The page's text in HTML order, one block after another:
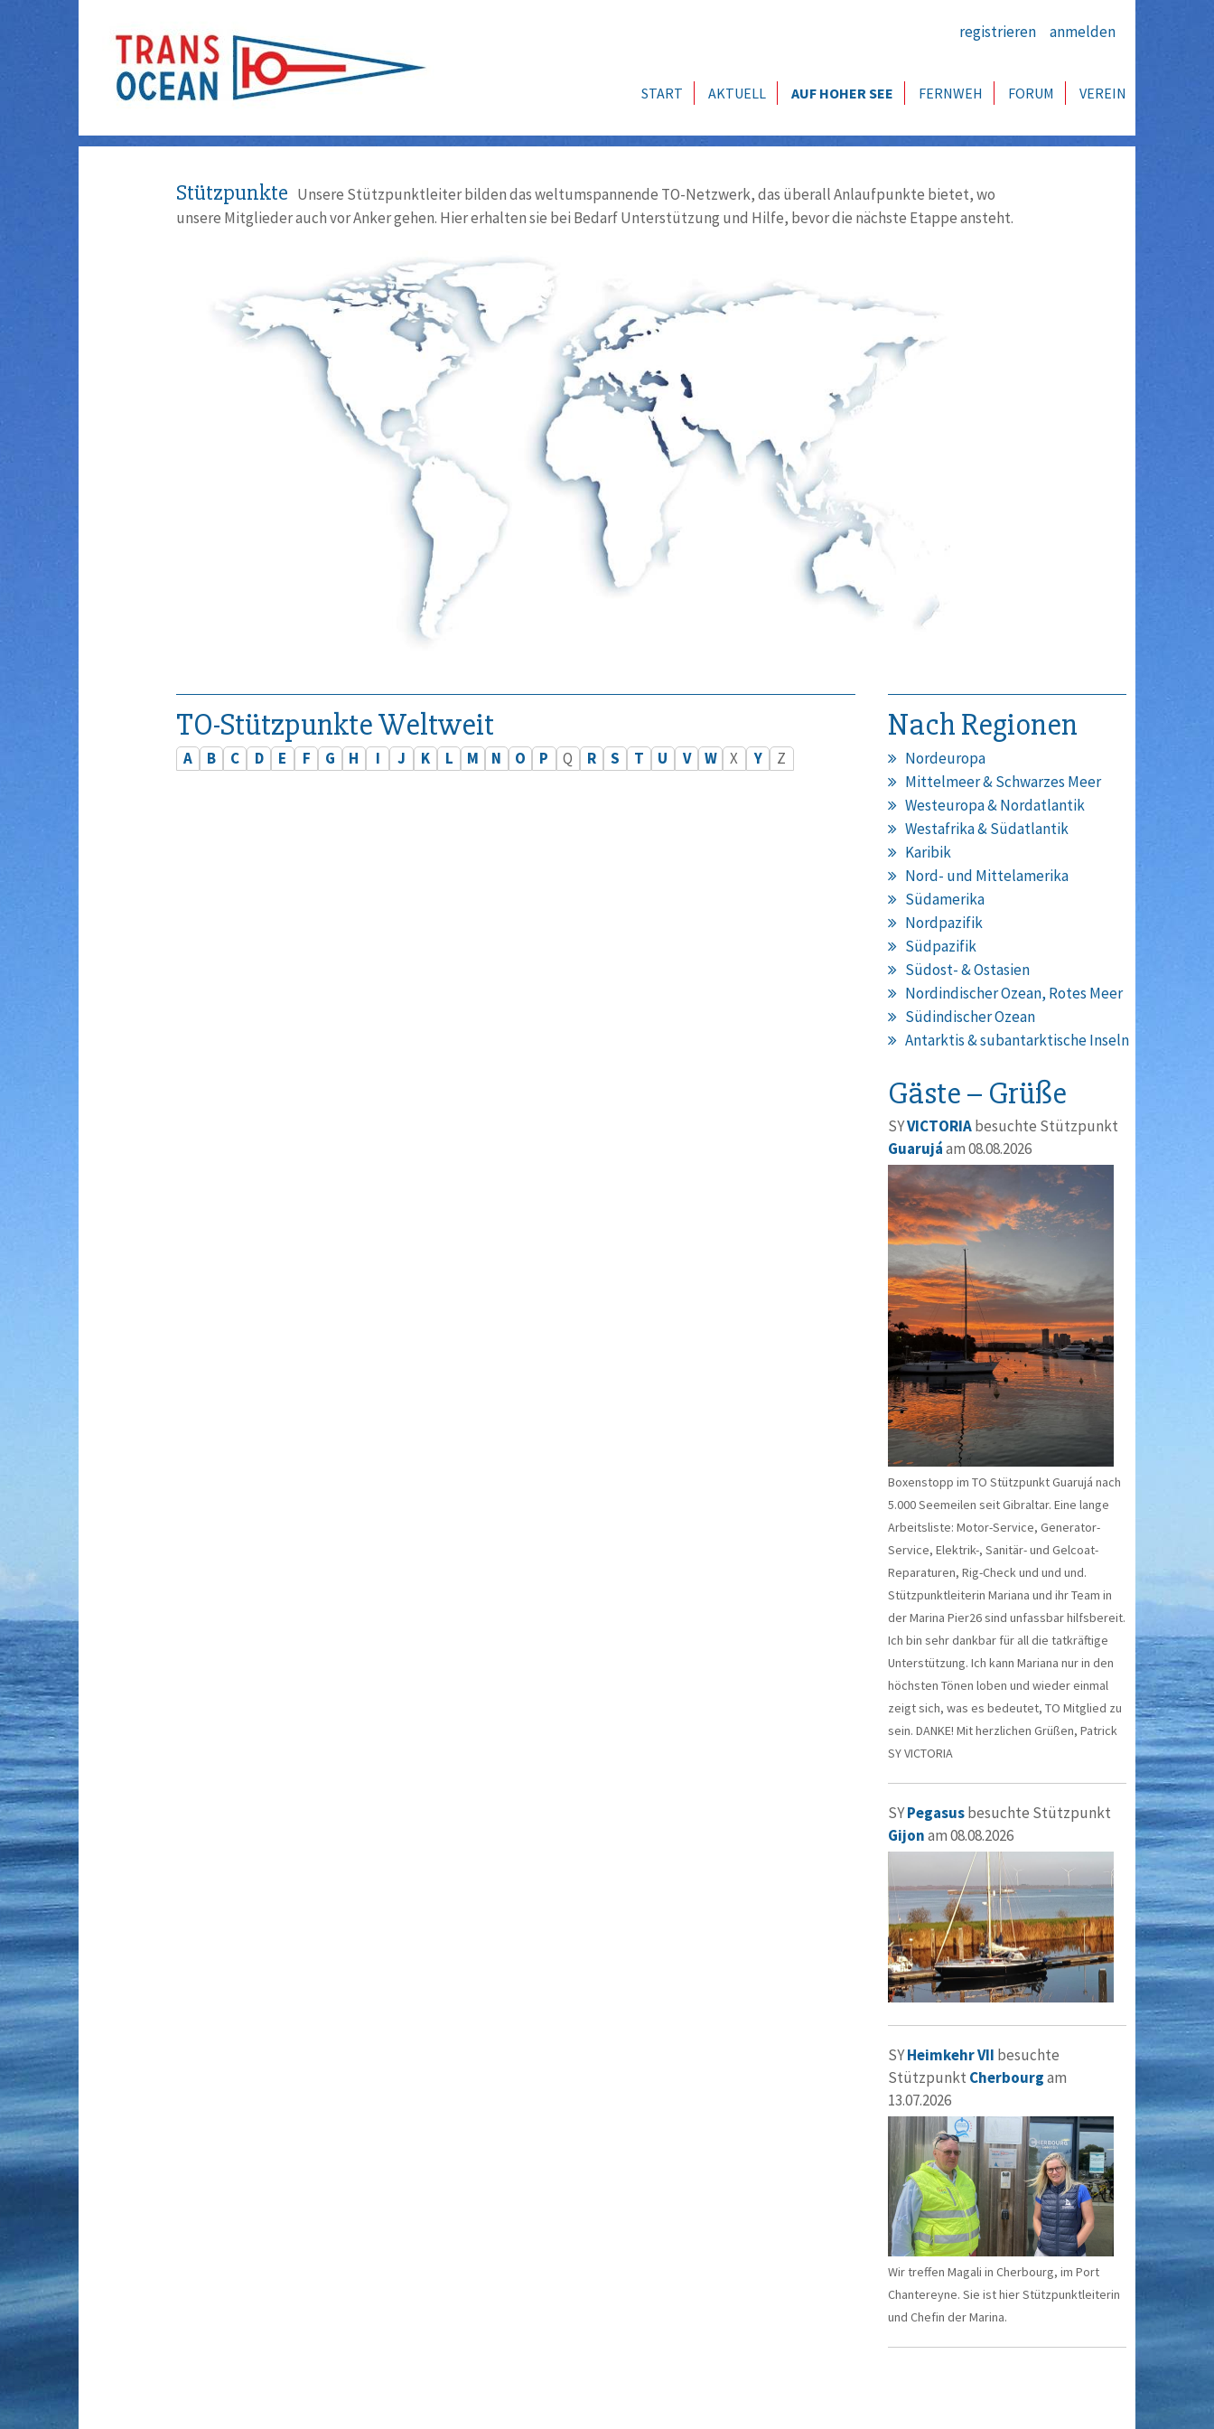
registrieren anmelden
START AKTUELL AUF HOHER SEE FERNWEH FORUM VEREIN
Stützpunkte Unsere Stützpunktleiter bilden das weltumspannende TO-Netzwerk, das überall Anlaufpunkte bietet, wo
unsere Mitglieder auch vor Anker gehen. Hier erhalten sie bei Bedarf Unterstützung und Hilfe, bevor die nächste Etappe ansteht.
TO-Stützpunkte Weltweit
A B C D E F G H I J K L M N O P Q R S T U V W X Y Z
Nach Regionen
Nordeuropa
Mittelmeer & Schwarzes Meer
Westeuropa & Nordatlantik
Westafrika & Südatlantik
Karibik
Nord- und Mittelamerika
Südamerika
Nordpazifik
Südpazifik
Südost- & Ostasien
Nordindischer Ozean, Rotes Meer
Südindischer Ozean
Antarktis & subantarktische Inseln
Gäste – Grüße
SYVICTORIAbesuchte Stützpunkt
Guarujáam 08.08.2026
Boxenstopp im TO Stützpunkt Guarujá nach
5.000 Seemeilen seit Gibraltar. Eine lange
Arbeitsliste: Motor-Service, Generator-
Service, Elektrik-, Sanitär- und Gelcoat-
Reparaturen, Rig-Check und und und.
Stützpunktleiterin Mariana und ihr Team in
der Marina Pier26 sind unfassbar hilfsbereit.
Ich bin sehr dankbar für all die tatkräftige
Unterstützung. Ich kann Mariana nur in den
höchsten Tönen loben und wieder einmal
zeigt sich, was es bedeutet, TO Mitglied zu
sein. DANKE! Mit herzlichen Grüßen, Patrick
SY VICTORIA
SYPegasusbesuchte Stützpunkt
Gijonam 08.08.2026
SYHeimkehr VII besuchte
Stützpunkt Cherbourgam
13.07.2026
Wir treffen Magali in Cherbourg, im Port
Chantereyne. Sie ist hier Stützpunktleiterin
und Chefin der Marina.